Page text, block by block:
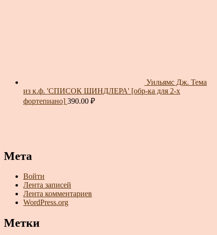
Уильямс Дж. Тема
из к.ф. 'СПИСОК ШИНДЛЕРА' [обр-ка для 2-х
фортепиано] 390.00 ₽
Мета
Войти
Лента записей
Лента комментариев
WordPress.org
Метки